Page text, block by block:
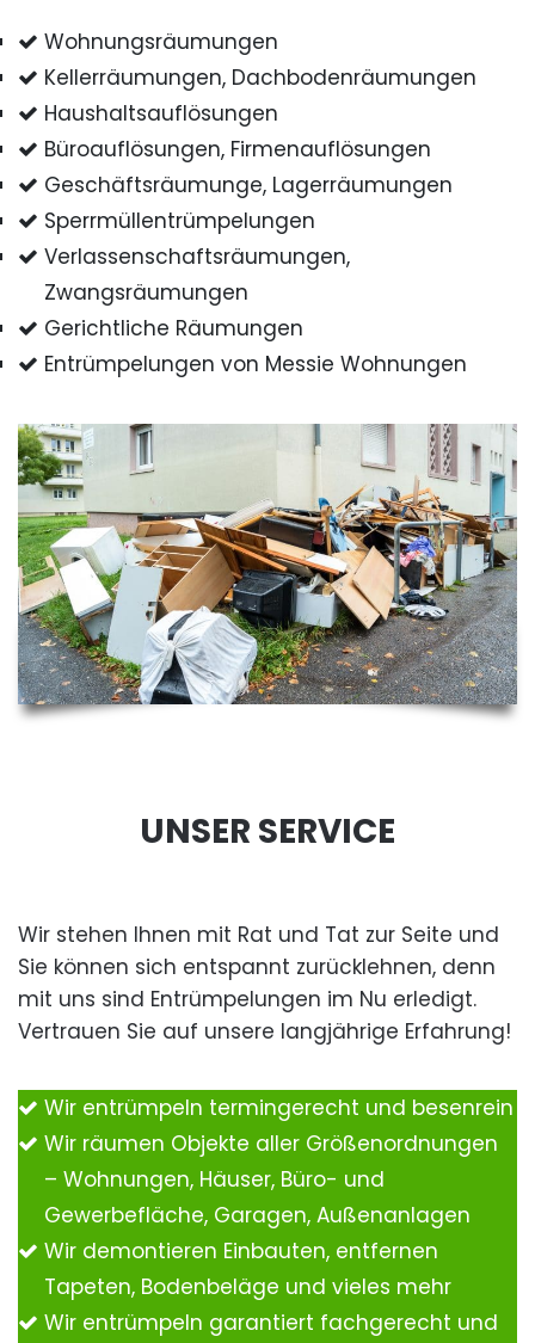
Wohnungsräumungen
Kellerräumungen, Dachbodenräumungen
Haushaltsauflösungen
Büroauflösungen, Firmenauflösungen
Geschäftsräumunge, Lagerräumungen
Sperrmüllentrümpelungen
Verlassenschaftsräumungen,
Zwangsräumungen
Gerichtliche Räumungen
Entrümpelungen von Messie Wohnungen
UNSER SERVICE
Wir stehen Ihnen mit Rat und Tat zur Seite und
Sie können sich entspannt zurücklehnen, denn
mit uns sind Entrümpelungen im Nu erledigt.
Vertrauen Sie auf unsere langjährige Erfahrung!
Wir entrümpeln termingerecht und besenrein
Wir räumen Objekte aller Größenordnungen
– Wohnungen, Häuser, Büro- und
Gewerbefläche, Garagen, Außenanlagen
Wir demontieren Einbauten, entfernen
Tapeten, Bodenbeläge und vieles mehr
Wir entrümpeln garantiert fachgerecht und